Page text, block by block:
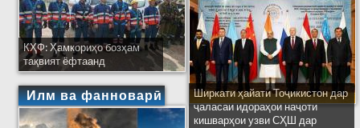
КҲФ: Ҳамкориҳо бозҳам
тақвият ёфтаанд
Илм ва фанноварӣ
Ширкати ҳайати Тоҷикистон дар
ҷаласаи идораҳои наҷоти
кишварҳои узви СҲШ дар